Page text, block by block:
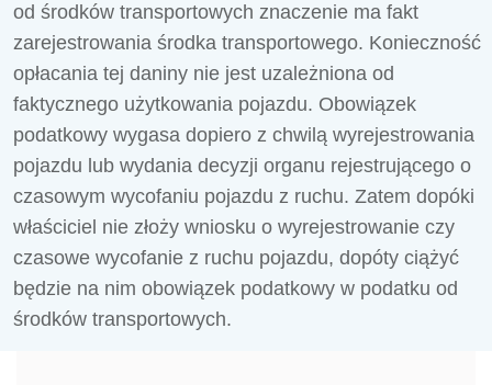
od środków transportowych znaczenie ma fakt
zarejestrowania środka transportowego. Konieczność
opłacania tej daniny nie jest uzależniona od
faktycznego użytkowania pojazdu. Obowiązek
podatkowy wygasa dopiero z chwilą wyrejestrowania
pojazdu lub wydania decyzji organu rejestrującego o
czasowym wycofaniu pojazdu z ruchu. Zatem dopóki
właściciel nie złoży wniosku o wyrejestrowanie czy
czasowe wycofanie z ruchu pojazdu, dopóty ciążyć
będzie na nim obowiązek podatkowy w podatku od
środków transportowych.